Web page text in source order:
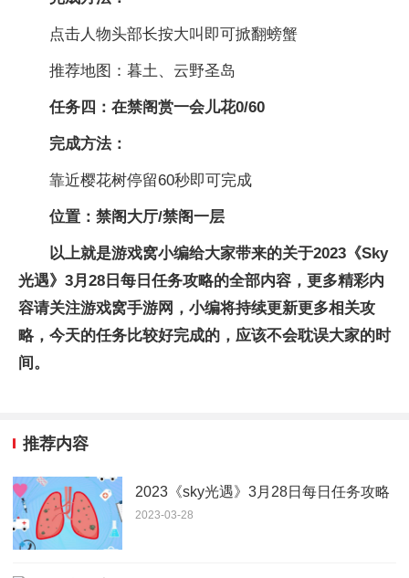
点击人物头部长按大叫即可掀翻螃蟹
推荐地图：暮土、云野圣岛
任务四：在禁阁赏一会儿花0/60
完成方法：
靠近樱花树停留60秒即可完成
位置：禁阁大厅/禁阁一层
以上就是游戏窝小编给大家带来的关于2023《Sky
光遇》3月28日每日任务攻略的全部内容，更多精彩内
容请关注游戏窝手游网，小编将持续更新更多相关攻
略，今天的任务比较好完成的，应该不会耽误大家的时
间。
推荐内容
2023《sky光遇》3月28日每日任务攻略
2023-03-28